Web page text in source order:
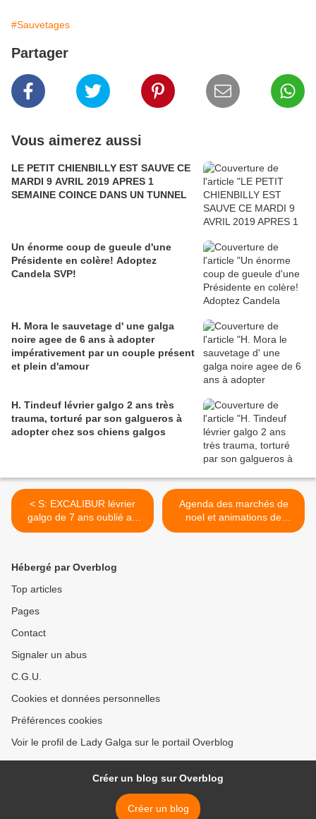
#Sauvetages
Partager
Vous aimerez aussi
LE PETIT CHIENBILLY EST SAUVE CE
MARDI 9 AVRIL 2019 APRES 1
SEMAINE COINCE DANS UN TUNNEL
Un énorme coup de gueule d'une
Présidente en colère! Adoptez
Candela SVP!
H. Mora le sauvetage d' une galga
noire agee de 6 ans à adopter
impérativement par un couple présent
et plein d'amour
H. Tindeuf lévrier galgo 2 ans très
trauma, torturé par son galgueros à
adopter chez sos chiens galgos
< S: EXCALIBUR lévrier
galgo de 7 ans oublié au
refuge depuis 15 mois a
Agenda des marchés de
noel et animations de
l'association sos chiens
Hébergé par Overblog
Top articles
Pages
Contact
Signaler un abus
C.G.U.
Cookies et données personnelles
Préférences cookies
Voir le profil de Lady Galga sur le portail Overblog
Créer un blog sur Overblog
Créer un blog